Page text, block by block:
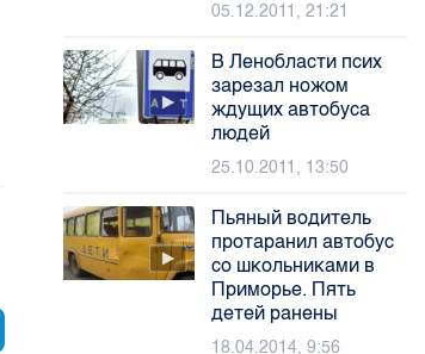
05.12.2011, 21:21
В Ленобласти псих
зарезал ножом
ждущих автобуса
людей
25.10.2011, 13:50
Пьяный водитель
протаранил автобус
со школьниками в
Приморье. Пять
детей ранены
18.04.2014, 9:56